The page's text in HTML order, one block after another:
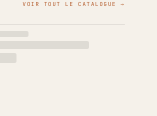
VOIR TOUT LE CATALOGUE →